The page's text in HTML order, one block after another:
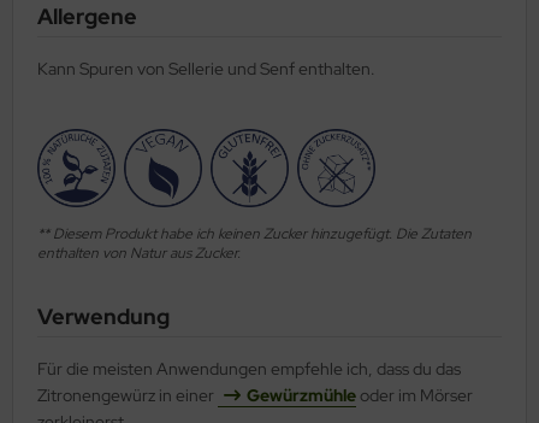
Allergene
Kann Spuren von Sellerie und Senf enthalten.
** Diesem Produkt habe ich keinen Zucker hinzugefügt. Die Zutaten
enthalten von Natur aus Zucker.
Verwendung
Für die meisten Anwendungen empfehle ich, dass du das
Zitronengewürz in einer
Gewürzmühle oder im Mörser